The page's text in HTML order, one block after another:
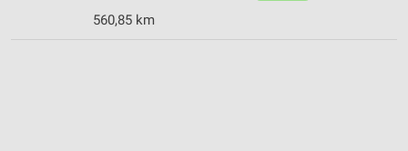
560,85 km